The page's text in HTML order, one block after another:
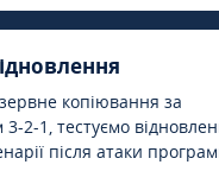
копіювання за
2-1, тестуємо
після атаки